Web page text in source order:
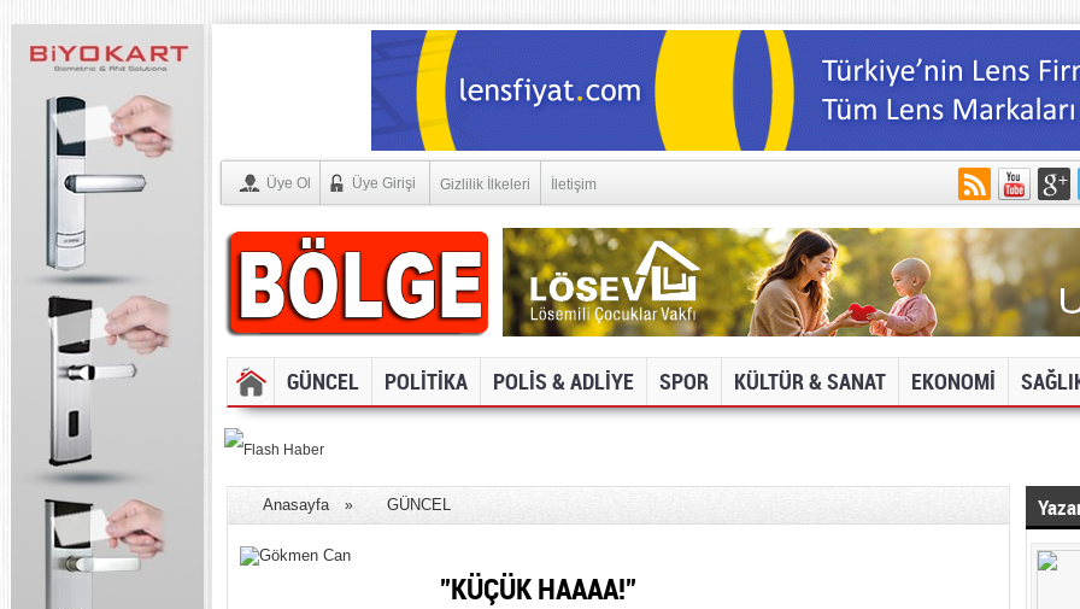
Üye Ol Üye Girişi Gizlilik İlkeleri İletişim
GÜNCEL POLİTİKA POLİS & ADLİYE SPOR KÜLTÜR & SANAT EKONOMİ
Anasayfa » GÜNCEL
”KÜÇÜK HAAAA!”